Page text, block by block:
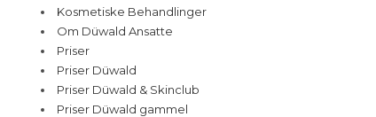
Kosmetiske Behandlinger
Om Düwald Ansatte
Priser
Priser Düwald
Priser Düwald & Skinclub
Priser Düwald gammel